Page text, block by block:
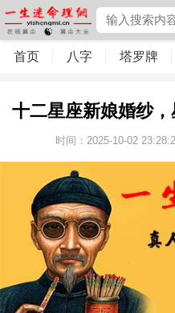
首页 八字 塔罗牌
十二星座新娘婚纱
时间：2025-10-02